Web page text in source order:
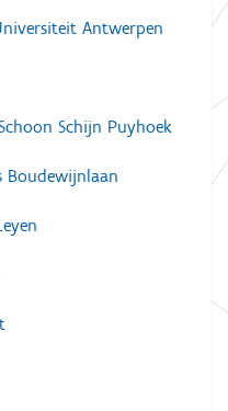
Antwerpen
Schijn Puyhoek
Boudewijnlaan